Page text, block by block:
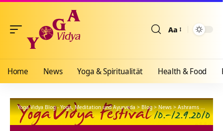
Aa
Home News Yoga & Spiritualität Health & Food
Yoga Vidya Blog - Yoga, Meditation und Ayurveda>Blog>News>Ashrams> Bad